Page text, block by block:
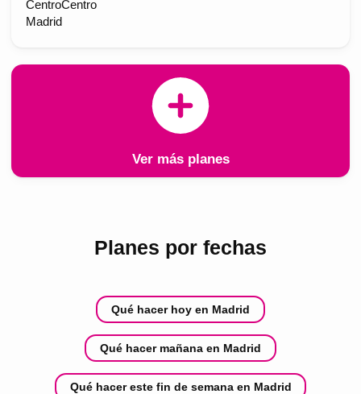
CentroCentro
Madrid
Ver más planes
Planes por fechas
Qué hacer hoy en Madrid
Qué hacer mañana en Madrid
Qué hacer este fin de semana en Madrid